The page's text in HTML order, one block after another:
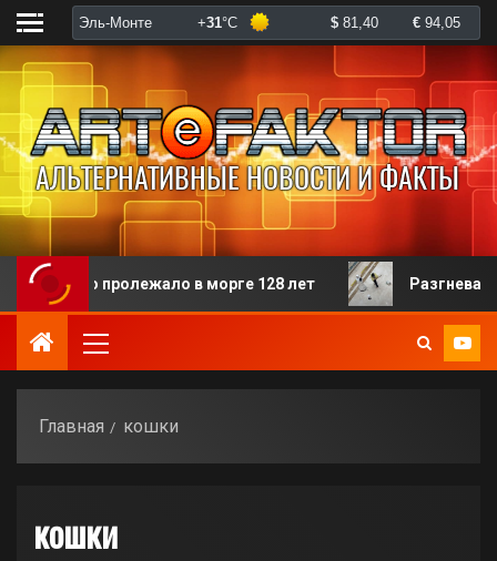
пролежало в морге 128 лет Разгневанная
Главная кошки
кошки